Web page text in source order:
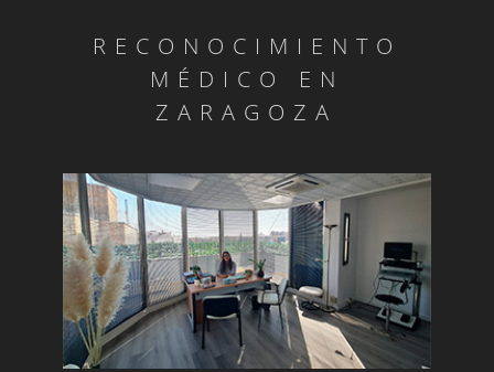
RECONOCIMIENTO
MÉDICO EN
ZARAGOZA